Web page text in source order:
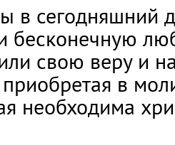
в сегодняшний
бесконечную
свою веру и
в
необходима